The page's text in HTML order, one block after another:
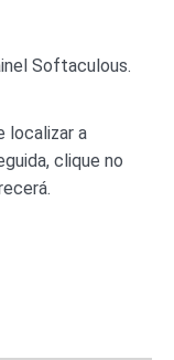
Softaculous.
localizar a
clique no